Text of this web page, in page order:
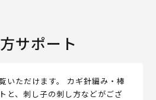
サポート
いただけます。 カギ針編み・棒
と、刺し子の刺し方などがござ